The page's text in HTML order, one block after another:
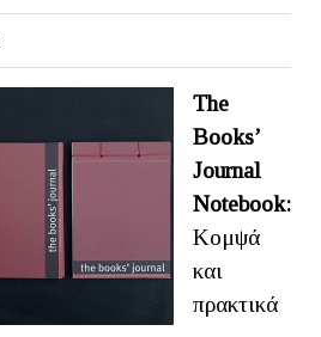
The
Books’
Journal
Notebook:
Κομψά
και
πρακτικά